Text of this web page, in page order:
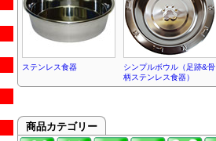
ステンレス食器
シンプルボウル（足跡&骨
柄ステンレス食器）
商品カテゴリー